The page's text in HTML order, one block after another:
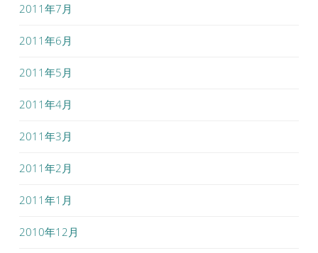
2011年7月
2011年6月
2011年5月
2011年4月
2011年3月
2011年2月
2011年1月
2010年12月